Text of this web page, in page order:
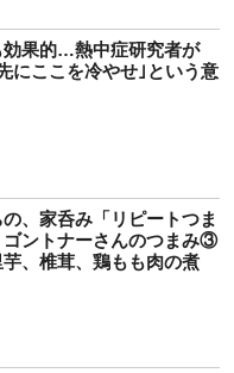
効果的…熱中症研究者が
にここを冷やせ｣という意
の、家呑み「リピートつま
ゴントナーさんのつまみ③
、椎茸、鶏もも肉の煮